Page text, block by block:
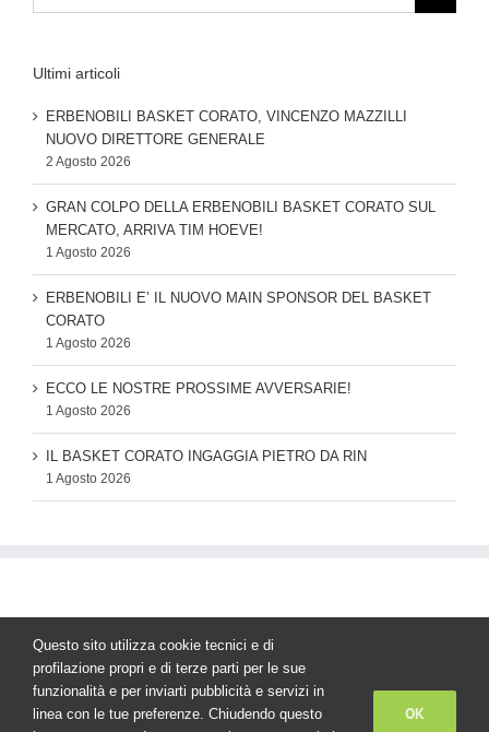
Ultimi articoli
ERBENOBILI BASKET CORATO, VINCENZO MAZZILLI
NUOVO DIRETTORE GENERALE
2 Agosto 2026
GRAN COLPO DELLA ERBENOBILI BASKET CORATO SUL
MERCATO, ARRIVA TIM HOEVE!
1 Agosto 2026
ERBENOBILI E’ IL NUOVO MAIN SPONSOR DEL BASKET
CORATO
1 Agosto 2026
ECCO LE NOSTRE PROSSIME AVVERSARIE!
1 Agosto 2026
IL BASKET CORATO INGAGGIA PIETRO DA RIN
1 Agosto 2026
© Copyright 2026 | AS Basket Corato - Tutti i diritti sono riservati
Questo sito utilizza cookie tecnici e di
profilazione propri e di terze parti per le sue
funzionalità e per inviarti pubblicità e servizi in
linea con le tue preferenze. Chiudendo questo
OK